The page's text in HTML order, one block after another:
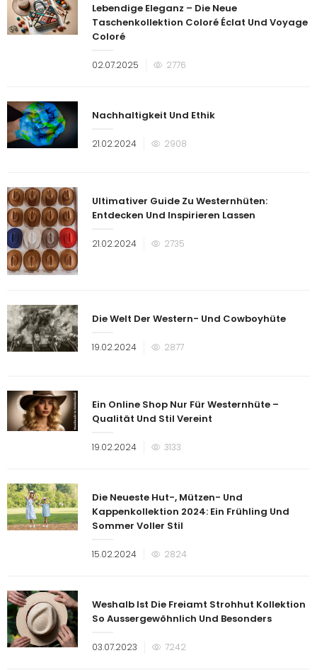
Lebendige Eleganz – Die Neue
Taschenkollektion Coloré Éclat Und Voyage
Coloré
Veröffentlicht
02.07.2025 2776
Nachhaltigkeit Und Ethik
Veröffentlicht
21.02.2024 2908
Ultimativer Guide Zu Westernhüten:
Entdecken Und Inspirieren Lassen
Veröffentlicht
21.02.2024 2735
Die Welt Der Western- Und Cowboyhüte
Veröffentlicht
19.02.2024 2877
Ein Online Shop Nur Für Westernhüte –
Qualität Und Stil Vereint
Veröffentlicht
19.02.2024 3133
Die Neueste Hut-, Mützen- Und
Kappenkollektion 2024: Ein Frühling Und
Sommer Voller Stil
Veröffentlicht
15.02.2024 2824
Weshalb Ist Die Freiamt Strohhut Kollektion
So Aussergewöhnlich Und Besonders
Veröffentlicht
03.07.2023 7242